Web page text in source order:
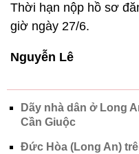
Thời hạn nộp hồ sơ
giờ ngày 27/6.
Nguyễn Lê
Dãy nhà dân ở Long
Cần Giuộc
Đức Hòa (Long An)